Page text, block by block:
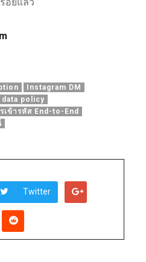
Instagram DM
data policy
เข้ารหัส End-to-End
Twitter